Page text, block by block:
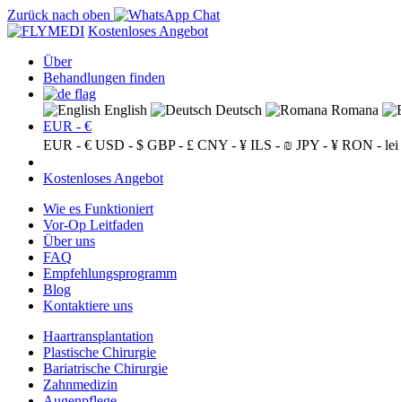
Zurück nach oben
Kostenloses Angebot
Über
Behandlungen finden
English Deutsch Romana
EUR - €
EUR - € USD - $ GBP - £ CNY - ¥ ILS - ₪ JPY - ¥ RON - lei
Kostenloses Angebot
Wie es Funktioniert
Vor-Op Leitfaden
Über uns
FAQ
Empfehlungsprogramm
Blog
Kontaktiere uns
Haartransplantation
Plastische Chirurgie
Bariatrische Chirurgie
Zahnmedizin